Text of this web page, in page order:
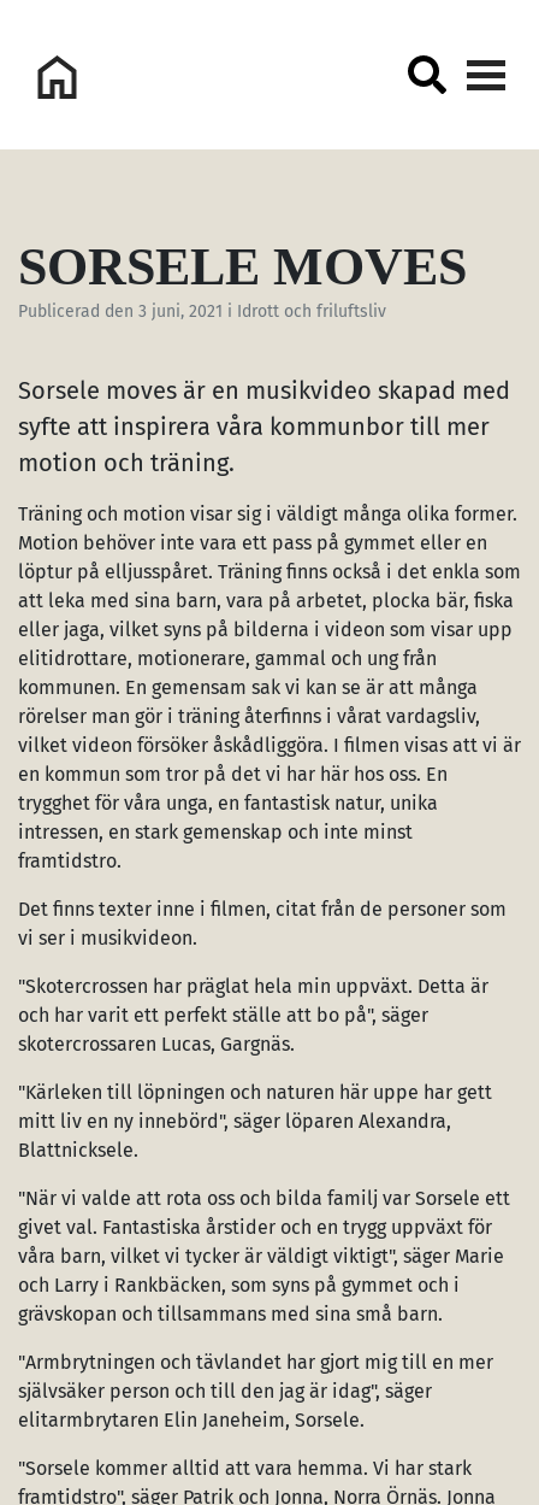
Logo Sorsele Webbportal
SORSELE MOVES
Publicerad den 3 juni, 2021 i Idrott och friluftsliv
Sorsele moves är en musikvideo skapad med
syfte att inspirera våra kommunbor till mer
motion och träning.
Träning och motion visar sig i väldigt många olika former.
Motion behöver inte vara ett pass på gymmet eller en
löptur på elljusspåret. Träning finns också i det enkla som
att leka med sina barn, vara på arbetet, plocka bär, fiska
eller jaga, vilket syns på bilderna i videon som visar upp
elitidrottare, motionerare, gammal och ung från
kommunen. En gemensam sak vi kan se är att många
rörelser man gör i träning återfinns i vårat vardagsliv,
vilket videon försöker åskådliggöra. I filmen visas att vi är
en kommun som tror på det vi har här hos oss. En
trygghet för våra unga, en fantastisk natur, unika
intressen, en stark gemenskap och inte minst
framtidstro.
Det finns texter inne i filmen, citat från de personer som
vi ser i musikvideon.
"Skotercrossen har präglat hela min uppväxt. Detta är
och har varit ett perfekt ställe att bo på", säger
skotercrossaren Lucas, Gargnäs.
"Kärleken till löpningen och naturen här uppe har gett
mitt liv en ny innebörd", säger löparen Alexandra,
Blattnicksele.
"När vi valde att rota oss och bilda familj var Sorsele ett
givet val. Fantastiska årstider och en trygg uppväxt för
våra barn, vilket vi tycker är väldigt viktigt", säger Marie
och Larry i Rankbäcken, som syns på gymmet och i
grävskopan och tillsammans med sina små barn.
"Armbrytningen och tävlandet har gjort mig till en mer
självsäker person och till den jag är idag", säger
elitarmbrytaren Elin Janeheim, Sorsele.
"Sorsele kommer alltid att vara hemma. Vi har stark
framtidstro", säger Patrik och Jonna, Norra Örnäs. Jonna